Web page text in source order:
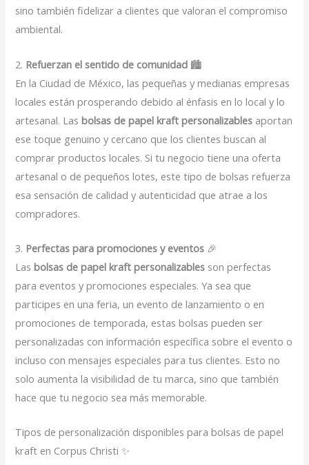
sino también fidelizar a clientes que valoran el compromiso
ambiental.
2. Refuerzan el sentido de comunidad 🏙️
En la Ciudad de México, las pequeñas y medianas empresas
locales están prosperando debido al énfasis en lo local y lo
artesanal. Lasbolsas de papel kraft personalizables aportan
ese toque genuino y cercano que los clientes buscan al
comprar productos locales. Si tu negocio tiene una oferta
artesanal o de pequeños lotes, este tipo de bolsas refuerza
esa sensación de calidad y autenticidad que atrae a los
compradores.
3. Perfectas para promociones y eventos 🎉
Lasbolsas de papel kraft personalizables son perfectas
para eventos y promociones especiales. Ya sea que
participes en una feria, un evento de lanzamiento o en
promociones de temporada, estas bolsas pueden ser
personalizadas con información específica sobre el evento o
incluso con mensajes especiales para tus clientes. Esto no
solo aumenta la visibilidad de tu marca, sino que también
hace que tu negocio sea más memorable.
Tipos de personalización disponibles para bolsas de papel
kraft en Corpus Christi ✨